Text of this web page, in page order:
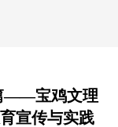
——宝鸡文理
宣传与实践